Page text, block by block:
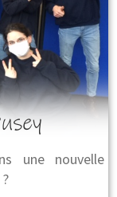
une nouvelle